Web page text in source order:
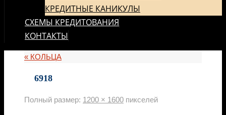
КРЕДИТНЫЕ КАНИКУЛЫ
СХЕМЫ КРЕДИТОВАНИЯ
КОНТАКТЫ
« КОЛЬЦА
6918
Полный размер: 1200 × 1600 пикселей